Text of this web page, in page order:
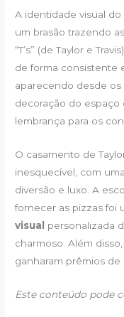
A identidade visual
um brasão trazendo
“T’s” (de Taylor e
de forma consistente
aparecendo desde
decoração do
lembrança para os
O casamento de
inesquecível, com
diversão e luxo. A
fornecer as pizzas foi
visual
personalizada
charmoso. Além disso,
ganharam prêmios
Este conteúdo pode